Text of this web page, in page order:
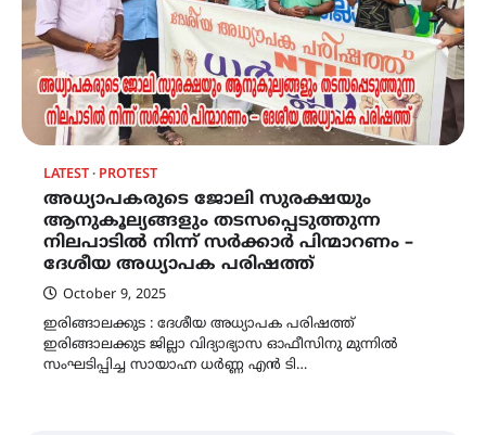
LATEST PROTEST
അധ്യാപകരുടെ ജോലി സുരക്ഷയും
ആനുകൂല്യങ്ങളും തടസപ്പെടുത്തുന്ന
നിലപാടിൽ നിന്ന് സർക്കാർ പിന്മാറണം –
ദേശീയ അധ്യാപക പരിഷത്ത്
October 9, 2025
ഇരിങ്ങാലക്കുട : ദേശീയ അധ്യാപക പരിഷത്ത്
ഇരിങ്ങാലക്കുട ജില്ലാ വിദ്യാഭ്യാസ ഓഫീസിനു മുന്നിൽ
സംഘടിപ്പിച്ച സായാഹ്ന ധർണ്ണ എൻ ടി…